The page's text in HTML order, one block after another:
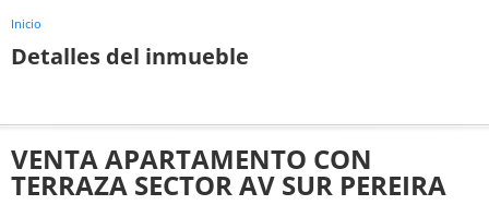
Inicio
Detalles del inmueble
VENTA APARTAMENTO CON
TERRAZA SECTOR AV SUR PEREIRA